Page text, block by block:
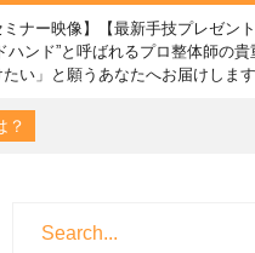
ミナー映像】【最新手技プレゼン
ハンド”と呼ばれるプロ整体師の
い」と願うあなたへお届けします
？